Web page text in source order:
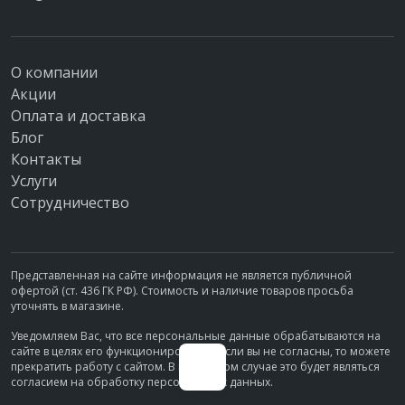
изделия из керамики и их все возрастающей популярностью в
декоре пространства. Керамические концерны-гиганты
производят великолепную продукцию с безупречным внешним
видом и высочайшими техническими качествами. Плитку для
своего интерьера все чаще выбирают люди с хорошим вкусом,
идущие в ногу со временем и трендами, стремящиеся к
экологической осознанности и долговечности материалов.
Область применения плитки становится все шире, технические
идеально вписываются в отделку ванных комнат и сан узлов.
Дизайнеры отдают предпочтение плитке и в оформлении
пространства кухни: фартук, стены, полы – сочетание
О компании
Акции
Оплата и доставка
Блог
Контакты
Услуги
Сотрудничество
Представленная на сайте информация не является публичной
офертой (ст. 436 ГК РФ). Стоимость и наличие товаров просьба
уточнять в магазине.
Уведомляем Вас, что все персональные данные обрабатываются на
сайте в целях его функционирования. Если вы не согласны, то можете
прекратить работу с сайтом. В противном случае это будет являться
согласием на обработку персональных данных.